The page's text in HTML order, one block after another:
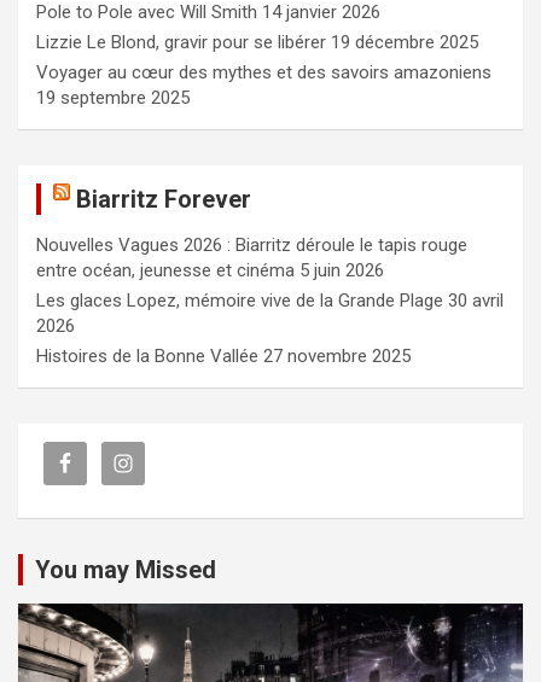
h
e
r
Pole to Pole avec Will Smith 14 janvier 2026
Lizzie Le Blond, gravir pour se libérer 19 décembre 2025
Voyager au cœur des mythes et des savoirs amazoniens
19 septembre 2025
Biarritz Forever
Nouvelles Vagues 2026 : Biarritz déroule le tapis rouge
entre océan, jeunesse et cinéma 5 juin 2026
Les glaces Lopez, mémoire vive de la Grande Plage 30 avril
2026
Histoires de la Bonne Vallée 27 novembre 2025
You may Missed